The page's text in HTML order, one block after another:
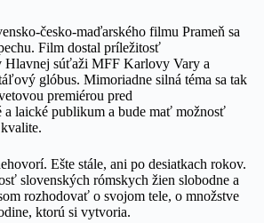
česko-maďarského filmu Prameň sa
Film dostal príležitosť
Hlavnej súťaži MFF Karlovy Vary a
glóbus. Mimoriadne silná téma sa tak
premiérou pred
a laické publikum a bude mať možnosť
Ešte stále, ani po desiatkach rokov.
slovenských rómskych žien slobodne a
rozhodovať o svojom tele, o množstve
ktorú si vytvoria.